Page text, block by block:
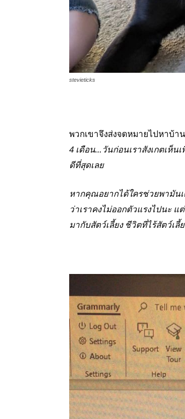
stevieticks
พวกเขาจึงส่งจดหมายไปหาบ้า
4 เดือน…วันก่อนเราสังเกตเห็
ดีที่สุดเลย
หากคุณอยากได้ใครช่วยพามัน
ว่าเราคงไม่ออกตัวแรงไปนะ แ
มากับสัตว์เลี้ยง ชีวิตที่ไร้สัตว์เลี้